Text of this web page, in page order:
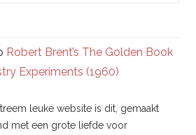
Robert Brent’s The Golden Book
Experiments (1960)
leuke website is dit, gemaakt
met een grote liefde voor